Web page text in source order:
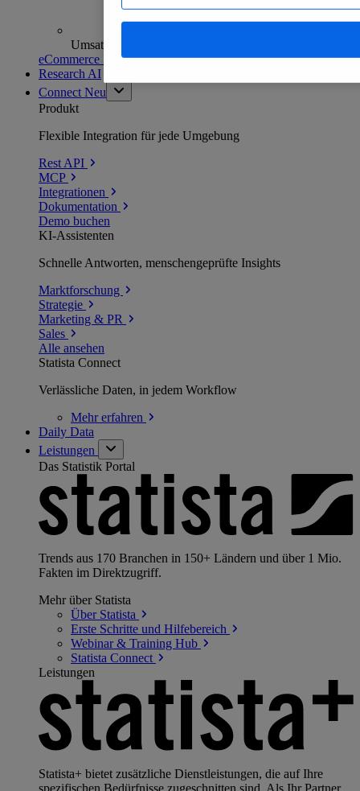
Umsatzanalysen und -prognosen
eCommerce Insights entdecken
Research AI
Connect Neu
Produkt
Flexible Integration für jede Umgebung
Rest API
MCP
Integrationen
Dokumentation
Demo buchen
KI-Assistenten
Schnelle Antworten, menschengeprüfte Insights
Marktforschung
Strategie
Marketing & PR
Sales
Alle ansehen
Statista Connect
Verlässliche Daten, in jedem Workflow
Mehrerfahren
Daily Data
Leistungen
Das Statistik Portal
Trends aus 170 Branchen in 150+ Ländern und über 1 Mio.
Fakten im Direktzugriff.
Mehr über Statista
Über Statista
Erste Schritte und Hilfebereich
Webinar & Training Hub
Statista Connect
Leistungen
Statista+ bietet zusätzliche Dienstleistungen, die auf Ihre
spezifischen Bedürfnisse zugeschnitten sind. Als Ihr Partner